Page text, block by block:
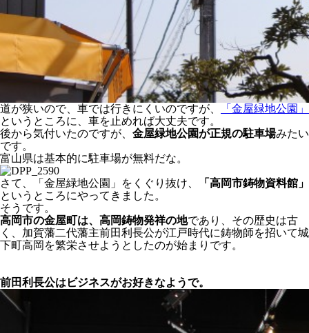
道が狭いので、車では行きにくいのですが、
「金屋緑地公園」
というところに、車を止めれば大丈夫です。
後から気付いたのですが、 金屋緑地公園が正規の駐車場みたい
です。
富山県は基本的に駐車場が無料だな。
さて、「金屋緑地公園」をくぐり抜け、
「高岡市鋳物資料館」
というところにやってきました。
そうです。
高岡市の金屋町は、高岡鋳物発祥の地であり、その歴史は古
く、加賀藩二代藩主前田利長公が江戸時代に鋳物師を招いて城
下町高岡を繁栄させようとしたのが始まりです。
前田利長公はビジネスがお好きなようで。